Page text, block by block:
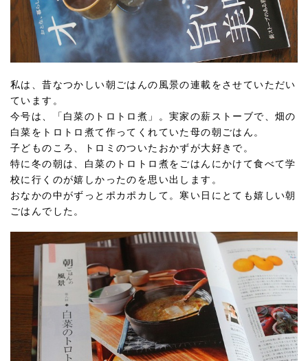
私は、昔なつかしい朝ごはんの風景の連載をさせていただい
ています。
今号は、「白菜のトロトロ煮」。実家の薪ストーブで、畑の
白菜をトロトロ煮て作ってくれていた母の朝ごはん。
子どものころ、トロミのついたおかずが大好きで。
特に冬の朝は、白菜のトロトロ煮をごはんにかけて食べて学
校に行くのが嬉しかったのを思い出します。
おなかの中がずっとポカポカして。寒い日にとても嬉しい朝
ごはんでした。